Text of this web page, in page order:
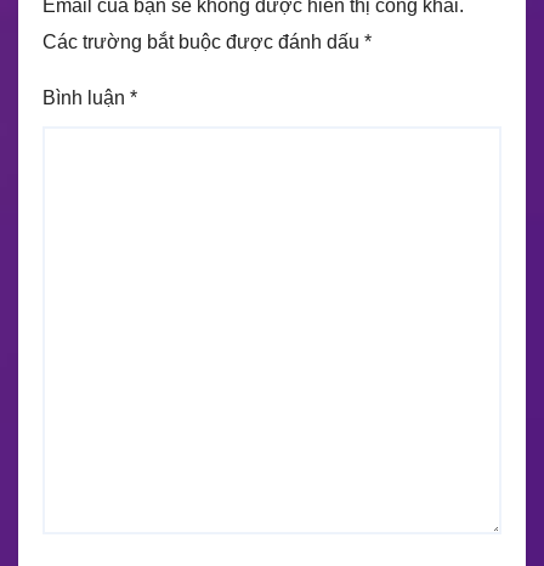
Email của bạn sẽ không được hiển thị công khai.
Các trường bắt buộc được đánh dấu *
Bình luận *